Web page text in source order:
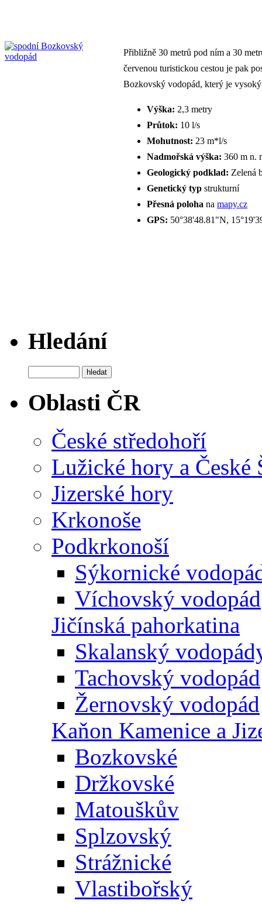
Přibližně 30 metrů pod ním a 30
červenou turistickou cestou je pak
Bozkovský vodopád, který je
Výška: 2,3 metry
Průtok: 10 l/s
Mohutnost: 23 m*l/s
Nadmořská výška: 360 m n.
Geologický podklad: Zelená
Genetický typ strukturní
Přesná poloha na mapy.cz
GPS: 50°38'48.81"N,
Hledání
Oblasti ČR
České středohoří
Lužické hory a České
Jizerské hory
Krkonoše
Podkrkonoší
Sýkornické
Víchovský vodopád
Jičínská pahorkatina
Skalanský
Tachovský vodopád
Žernovský vodopád
Kaňon Kamenice a
Bozkovské
Držkovské
Matouškův
Splzovský
Strážnické
Vlastibořský